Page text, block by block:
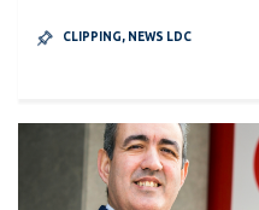
CLIPPING, NEWS LDC